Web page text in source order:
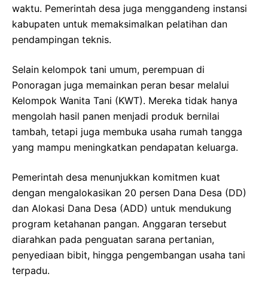
waktu. Pemerintah desa juga menggandeng instansi
kabupaten untuk memaksimalkan pelatihan dan
pendampingan teknis.
Selain kelompok tani umum, perempuan di
Ponoragan juga memainkan peran besar melalui
Kelompok Wanita Tani (KWT). Mereka tidak hanya
mengolah hasil panen menjadi produk bernilai
tambah, tetapi juga membuka usaha rumah tangga
yang mampu meningkatkan pendapatan keluarga.
Pemerintah desa menunjukkan komitmen kuat
dengan mengalokasikan 20 persen Dana Desa (DD)
dan Alokasi Dana Desa (ADD) untuk mendukung
program ketahanan pangan. Anggaran tersebut
diarahkan pada penguatan sarana pertanian,
penyediaan bibit, hingga pengembangan usaha tani
terpadu.